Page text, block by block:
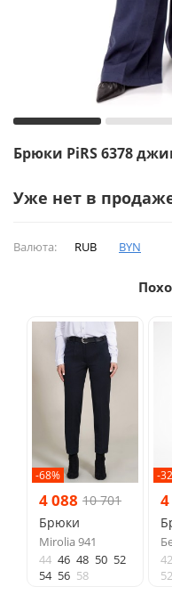
Брюки PiRS 6378
Уже нет в
Валюта: RUB BYN
-68%
4 088 10 701
Брюки
Mirolia 941
44 46 48 50 52
54 56 58
-
42
52